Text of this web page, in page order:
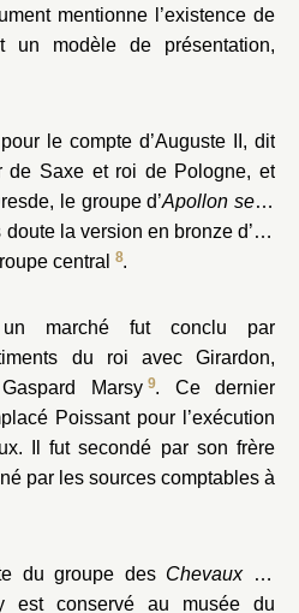
mentionne l’existence de
un modèle de présentation,
le compte d’Auguste II, dit
de Saxe et roi de Pologne, et
le groupe d’Apollon servi
doute la version en bronze d’un
central
8.
marché fut conclu par
du roi avec Girardon,
Marsy 9. Ce dernier
Poissant pour l’exécution
Il fut secondé par son frère
par les sources comptables à
du groupe des Chevaux du
est conservé au musée du